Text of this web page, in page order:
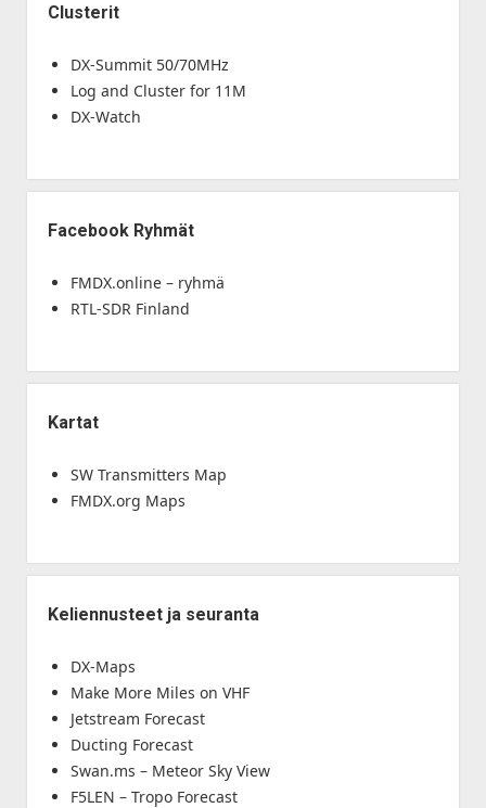
Clusterit
DX-Summit 50/70MHz
Log and Cluster for 11M
DX-Watch
Facebook Ryhmät
FMDX.online – ryhmä
RTL-SDR Finland
Kartat
SW Transmitters Map
FMDX.org Maps
Keliennusteet ja seuranta
DX-Maps
Make More Miles on VHF
Jetstream Forecast
Ducting Forecast
Swan.ms – Meteor Sky View
F5LEN – Tropo Forecast